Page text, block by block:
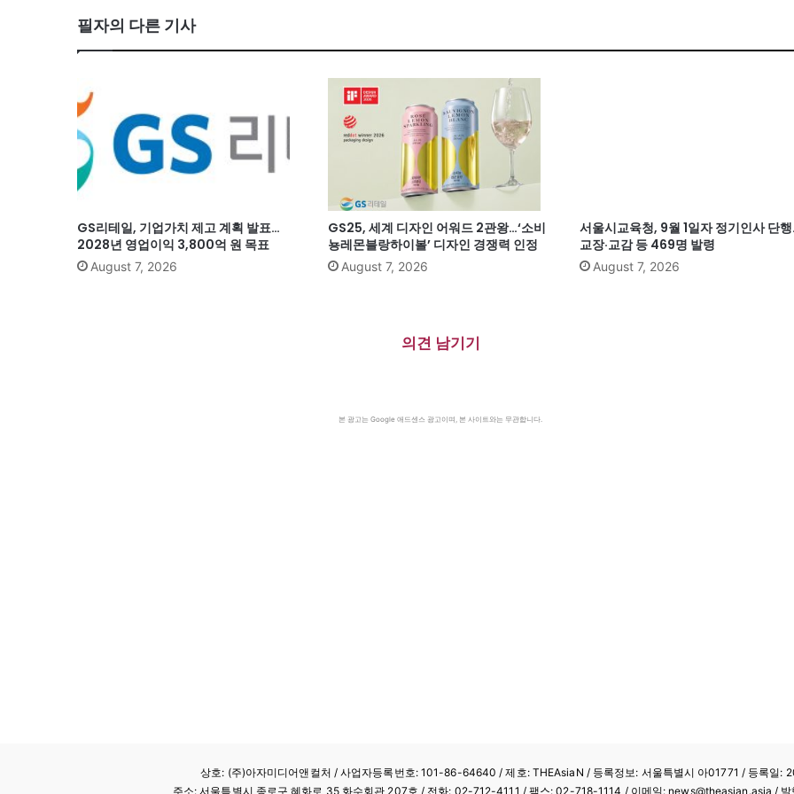
필자의 다른 기사
GS리테일, 기업가치 제고 계획 발표…
2028년 영업이익 3,800억 원 목표
August 7, 2026
GS25, 세계 디자인 어워드 2관왕…‘소비
뇽레몬블랑하이볼’ 디자인 경쟁력 인정
August 7, 2026
서울시교육청, 9월 1일자 정기인사 단
교장·교감 등 469명 발령
August 7, 2026
의견 남기기
본 광고는 Google 애드센스 광고이며, 본 사이트와는 무관합니다.
상호: (주)아자미디어앤컬처 /사업자등록번호: 101-86-64640 / 제호: THEAsiaN / 등록정보: 서울특별시 아01771 / 등록일:
주소: 서울특별시 종로구 혜화로 35 화수회관 207호 / 전화: 02-712-4111 / 팩스: 02-718-1114 / 이메일: news@theasian.asia / 발